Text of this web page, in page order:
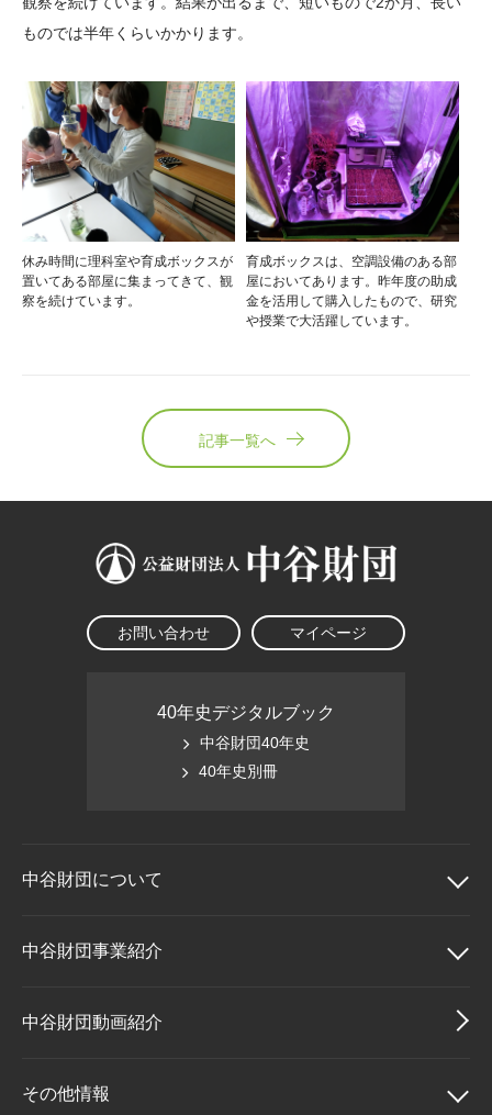
ものでは半年くらいかかります。
休み時間に理科室や育成ボックスが
置いてある部屋に集まってきて、観
察を続けています。
育成ボックスは、空調設備のある部
屋においてあります。昨年度の助成
金を活用して購入したもので、研究
や授業で大活躍しています。
記事一覧へ
お問い合わせ マイページ
40年史デジタルブック
中谷財団40年史
40年史別冊
中谷財団について
中谷財団について
理事長挨拶
設立趣意書
中谷財団事業紹介
中谷財団事業紹介
中谷賞
中谷財団動画紹介
その他情報